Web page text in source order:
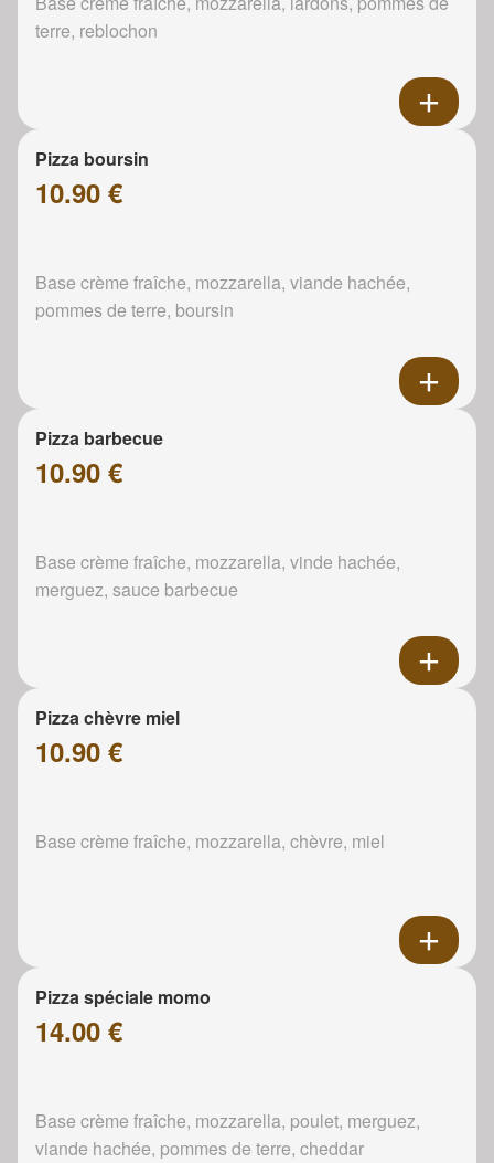
terre, reblochon
Pizza boursin
10.90 €
Base crème fraîche, mozzarella, viande hachée,
pommes de terre, boursin
Pizza barbecue
10.90 €
Base crème fraîche, mozzarella, vinde hachée,
merguez, sauce barbecue
Pizza chèvre miel
10.90 €
Base crème fraîche, mozzarella, chèvre, miel
Pizza spéciale momo
14.00 €
Base crème fraîche, mozzarella, poulet, merguez,
viande hachée, pommes de terre, cheddar